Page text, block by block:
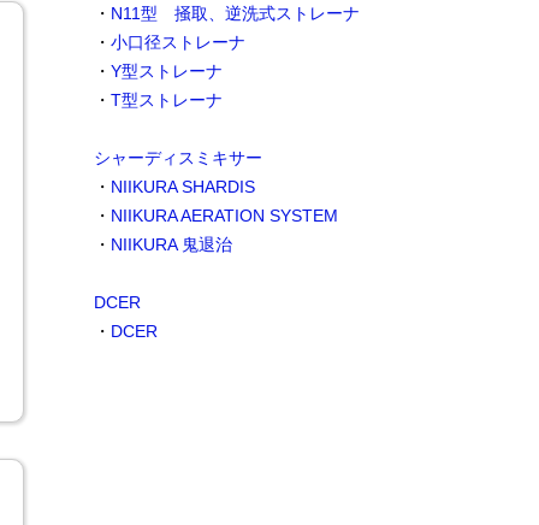
・ N11型 掻取、逆洗式ストレーナ
・ 小口径ストレーナ
・ Y型ストレーナ
・ T型ストレーナ
シャーディスミキサー
・ NIIKURA SHARDIS
・ NIIKURA AERATION SYSTEM
・ NIIKURA 鬼退治
DCER
・ DCER